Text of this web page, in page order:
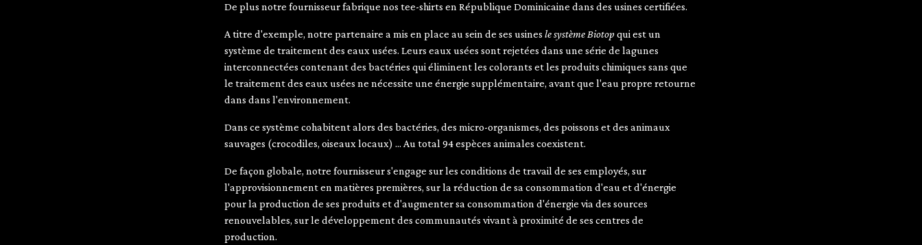
De plus notre fournisseur fabrique nos tee-shirts en République Dominicaine dans des usines certifiées.
A titre d'exemple, notre partenaire a mis en place au sein de ses usines le système Biotopqui est un
système de traitement des eaux usées. Leurs eaux usées sont rejetées dans une série de lagunes
interconnectées contenant des bactéries qui éliminent les colorants et les produits chimiques sans que
le traitement des eaux usées ne nécessite une énergie supplémentaire, avant que l'eau propre retourne
dans dans l'environnement.
Dans ce système cohabitent alors des bactéries, des micro-organismes, des poissons et des animaux
sauvages (crocodiles, oiseaux locaux) ... Au total 94 espèces animales coexistent.
De façon globale, notre fournisseur s'engage sur les conditions de travail de ses employés, sur
l'approvisionnement en matières premières, sur la réduction de sa consommation d'eau et d'énergie
pour la production de ses produits et d'augmenter sa consommation d'énergie via des sources
renouvelables, sur le développement des communautés vivant à proximité de ses centres de
production.